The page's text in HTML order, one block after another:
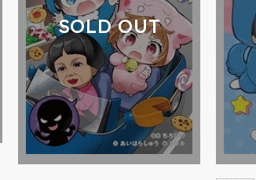
SOLD OUT